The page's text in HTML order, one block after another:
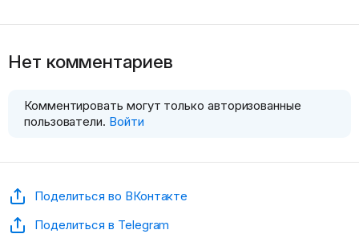
Нет комментариев
Комментировать могут только авторизованные
пользователи. Войти
Поделиться во ВКонтакте
Поделиться в Telegram